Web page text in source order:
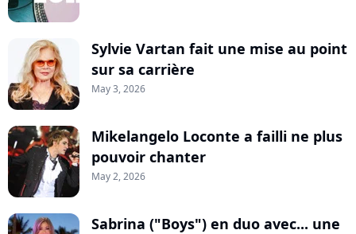
Sylvie Vartan fait une mise au point
sur sa carrière
May 3, 2026
Mikelangelo Loconte a failli ne plus
pouvoir chanter
May 2, 2026
Sabrina ("Boys") en duo avec... une